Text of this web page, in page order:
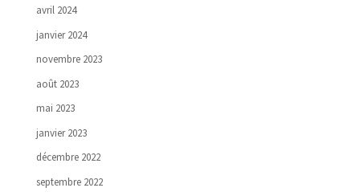
avril 2024
janvier 2024
novembre 2023
août 2023
mai 2023
janvier 2023
décembre 2022
septembre 2022